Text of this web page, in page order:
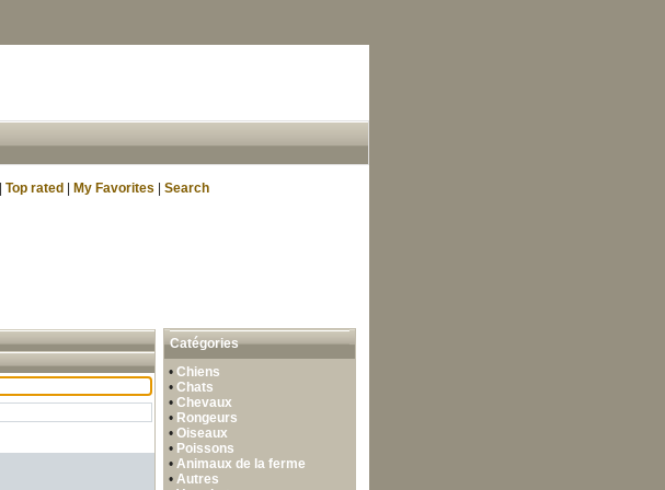
Top rated My Favorites Search
Catégories
•Chiens
•Chats
•Chevaux
• Rongeurs
•Oiseaux
• Poissons
• Animaux de la ferme
• Autres